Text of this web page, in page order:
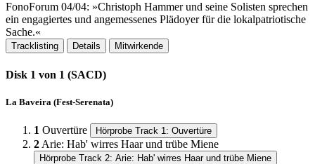
FonoForum 04/04: »Christoph Hammer und seine Solisten sprechen
ein engagiertes und angemessenes Plädoyer für die lokalpatriotische
Sache.​«
Tracklisting Details Mitwirkende
Disk 1 von 1 (SACD)
La Baveira (Fest-Serenata)
1 Ouvertüre Hörprobe Track 1: Ouvertüre
2 Arie: Hab' wirres Haar und trübe Miene
Hörprobe Track 2: Arie: Hab' wirres Haar und trübe Miene